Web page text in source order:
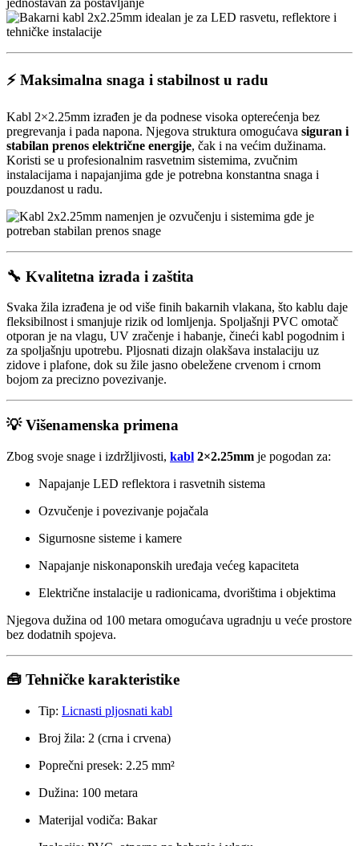
⚡ Maksimalna snaga i stabilnost u radu
Kabl 2×2.25mm izrađen je da podnese visoka opterećenja bez
pregrevanja i pada napona. Njegova struktura omogućava siguran i
stabilan prenos električne energije, čak i na većim dužinama.
Koristi se u profesionalnim rasvetnim sistemima, zvučnim
instalacijama i napajanjima gde je potrebna konstantna snaga i
pouzdanost u radu.
🔧 Kvalitetna izrada i zaštita
Svaka žila izrađena je od više finih bakarnih vlakana, što kablu daje
fleksibilnost i smanjuje rizik od lomljenja. Spoljašnji PVC omotač
otporan je na vlagu, UV zračenje i habanje, čineći kabl pogodnim i
za spoljašnju upotrebu. Pljosnati dizajn olakšava instalaciju uz
zidove i plafone, dok su žile jasno obeležene crvenom i crnom
bojom za precizno povezivanje.
💡 Višenamenska primena
Zbog svoje snage i izdržljivosti, kabl 2×2.25mm je pogodan za:
Napajanje LED reflektora i rasvetnih sistema
Ozvučenje i povezivanje pojačala
Sigurnosne sisteme i kamere
Napajanje niskonaponskih uređaja većeg kapaciteta
Električne instalacije u radionicama, dvorištima i objektima
Njegova dužina od 100 metara omogućava ugradnju u veće prostore
bez dodatnih spojeva.
🧰 Tehničke karakteristike
Tip: Licnasti pljosnati kabl
Broj žila: 2 (crna i crvena)
Poprečni presek: 2.25 mm²
Dužina: 100 metara
Materijal vodiča: Bakar